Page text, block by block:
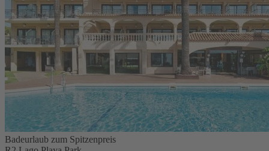
Badeurlaub zum Spitzenpreis